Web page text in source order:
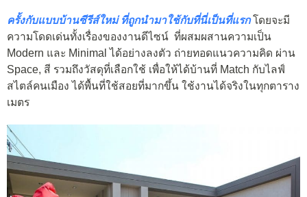
ครั้งกับแบบบ้านซีรีส์ใหม่ ที่ถูกนำมาใช้กับที่นี่เป็นที่แรกโดยจะมี
ความโดดเด่นทั้งเรื่องของงานดีไซน์ ที่ผสมผสานความเป็น
Modern และ Minimal ได้อย่างลงตัว ถ่ายทอดแนวความคิด ผ่าน
Space, สี รวมถึงวัสดุที่เลือกใช้ เพื่อให้ได้บ้านที่ Match กับไลฟ์
สไตล์คนเมือง ได้พื้นที่ใช้สอยที่มากขึ้น ใช้งานได้จริงในทุกตาราง
เมตร